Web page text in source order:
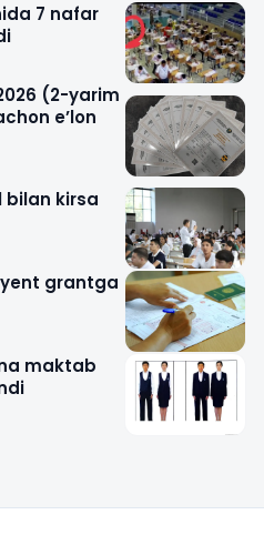
7 nafar
(2-yarim
e’lon
bilan kirsa
grantga
maktab